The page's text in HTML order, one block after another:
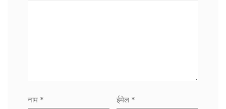
नाम * ईमेल *